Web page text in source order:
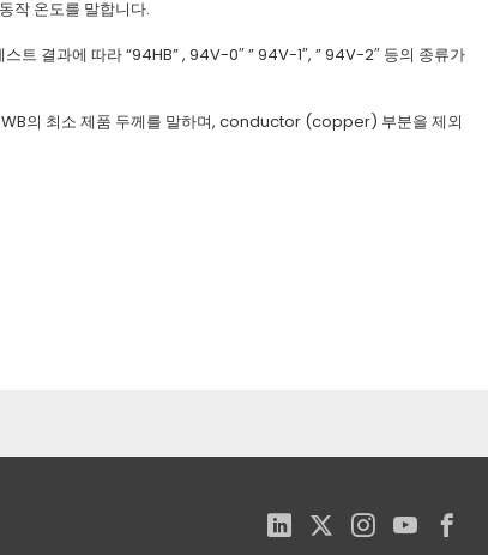
작 온도를 말합니다.
트 결과에 따라 “94HB” , 94V-0″ ” 94V-1″, ” 94V-2″ 등의 종류가
의 최소 제품 두께를 말하며, conductor (copper) 부분을 제외